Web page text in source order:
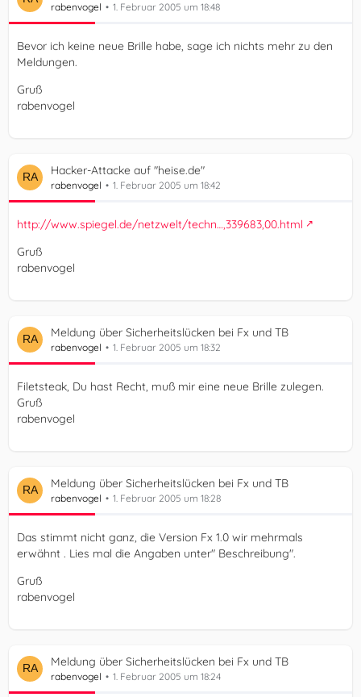
rabenvogel 1. Februar 2005 um 18:48
Bevor ich keine neue Brille habe, sage ich nichts mehr zu den
Meldungen.
Gruß
rabenvogel
Hacker-Attacke auf "heise.de"
rabenvogel 1. Februar 2005 um 18:42
http://www.spiegel.de/netzwelt/techn…,339683,00.html
Gruß
rabenvogel
Meldung über Sicherheitslücken bei Fx und TB
rabenvogel 1. Februar 2005 um 18:32
Filetsteak, Du hast Recht, muß mir eine neue Brille zulegen.
Gruß
rabenvogel
Meldung über Sicherheitslücken bei Fx und TB
rabenvogel 1. Februar 2005 um 18:28
Das stimmt nicht ganz, die Version Fx 1.0 wir mehrmals
erwähnt . Lies mal die Angaben unter" Beschreibung".
Gruß
rabenvogel
Meldung über Sicherheitslücken bei Fx und TB
rabenvogel 1. Februar 2005 um 18:24